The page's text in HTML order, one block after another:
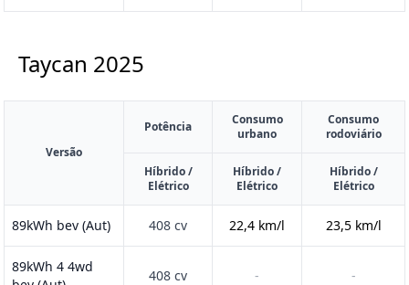
Taycan 2025
Versão
Potência
Consumo
urbano
Consumo
rodoviário
Híbrido /
Elétrico
Híbrido /
Elétrico
Híbrido /
Elétrico
89kWh bev (Aut) 408 cv 22,4 km/l 23,5 km/l
89kWh 4 4wd
408 cv - -